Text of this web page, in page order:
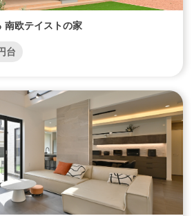
南欧テイストの家
台